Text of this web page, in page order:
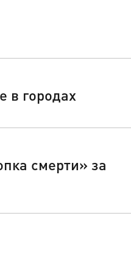
в городах
смерти» за